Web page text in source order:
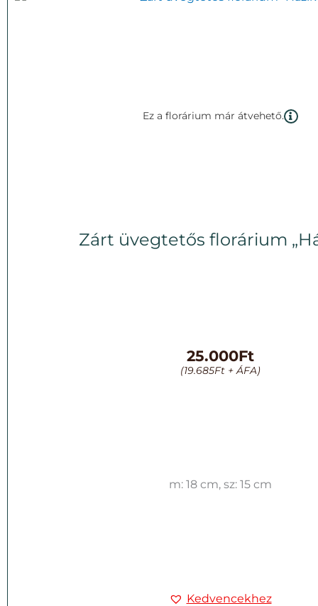
Ez a florárium már átvehető.
Zárt üvegtetős florárium
25.000Ft
(19.685Ft+ ÁFA)
m: 18 cm, sz: 15 cm
Kedvencekhez